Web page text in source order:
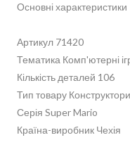
Основні характеристики
Артикул 71420
Тематика Комп'ютерні
Кількість деталей 106
Тип товару Конструктори
Серія Super Mario
Країна-виробник Чехія